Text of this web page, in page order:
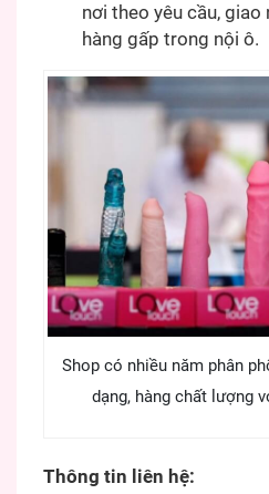
nơi theo yêu cầu, giao
hàng gấp trong nội ô.
Shop có nhiều năm phân
dạng, hàng chất lượng
Thông tin liên hệ: